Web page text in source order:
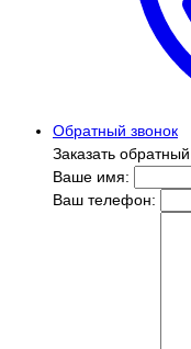
Обратный звонок
Заказать
Ваше имя:
Ваш телефон: